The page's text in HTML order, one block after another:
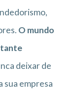
O mundo
deixar de
sua empresa